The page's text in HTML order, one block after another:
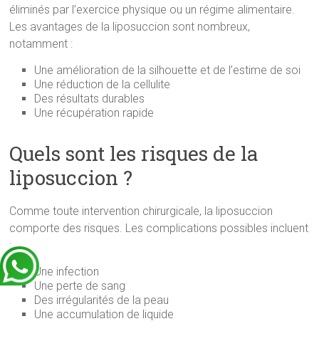
éliminés par l’exercice physique ou un régime alimentaire.
Les avantages de la liposuccion sont nombreux,
notamment :
Une amélioration de la silhouette et de l’estime de soi
Une réduction de la cellulite
Des résultats durables
Une récupération rapide
Quels sont les risques de la
liposuccion ?
Comme toute intervention chirurgicale, la liposuccion
comporte des risques. Les complications possibles incluent
:
Une infection
Une perte de sang
Des irrégularités de la peau
Une accumulation de liquide